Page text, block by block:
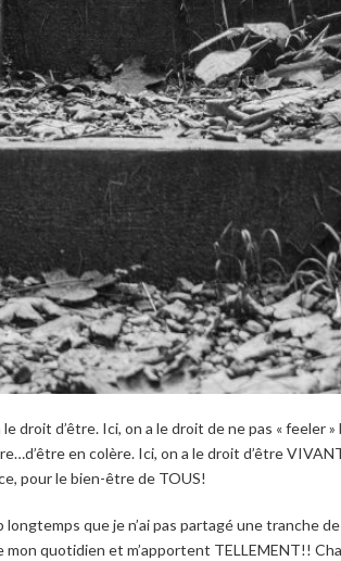
droit d’être. Ici, on a le droit de ne pas « feeler »
en colère. Ici, on a le droit d’être
pour le bien-être de TOUS!
que je n’ai pas partagé une tranche
quotidien et m’apportent TELLEMENT!!